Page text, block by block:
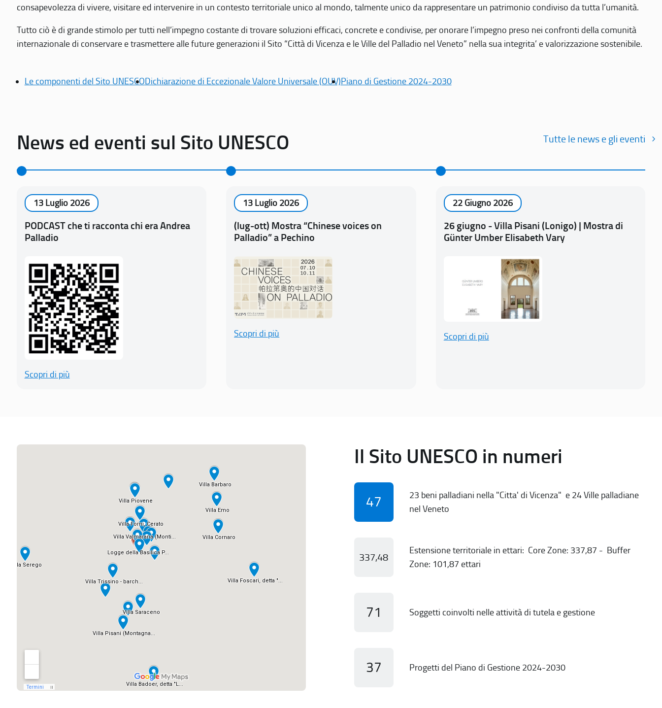
consapevolezza di vivere, visitare ed intervenire in un contesto territoriale unico al mondo, talmente unico da rappresentare un patrimonio condiviso da tutta l’umanità.
Tutto ciò è di grande stimolo per tutti nell’impegno costante di trovare soluzioni efficaci, concrete e condivise, per onorare l’impegno preso nei confronti della comunità
internazionale di conservare e trasmettere alle future generazioni il Sito “Città di Vicenza e le Ville del Palladio nel Veneto” nella sua integrita’ e valorizzazione sostenibile.
Le componenti del Sito UNESCODichiarazione di Eccezionale Valore Universale (OUV)Piano di Gestione 2024-2030
News ed eventi sul Sito UNESCO Tutte le news e gli eventi
13 Luglio 2026
PODCAST che ti racconta chi era Andrea
Palladio
Scopri di più
13 Luglio 2026
(lug-ott) Mostra “Chinese voices on
Palladio” a Pechino
Scopri di più
22 Giugno 2026
26 giugno - Villa Pisani (Lonigo) | Mostra di
Günter Umber Elisabeth Vary
Scopri di più
Il Sito UNESCO in numeri
47
23 beni palladiani nella "Citta' di Vicenza" e 24 Ville palladiane
nel Veneto
337,48
Estensione territoriale in ettari: Core Zone: 337,87 - Buffer
Zone: 101,87 ettari
71 Soggetti coinvolti nelle attività di tutela e gestione
37 Progetti del Piano di Gestione 2024-2030